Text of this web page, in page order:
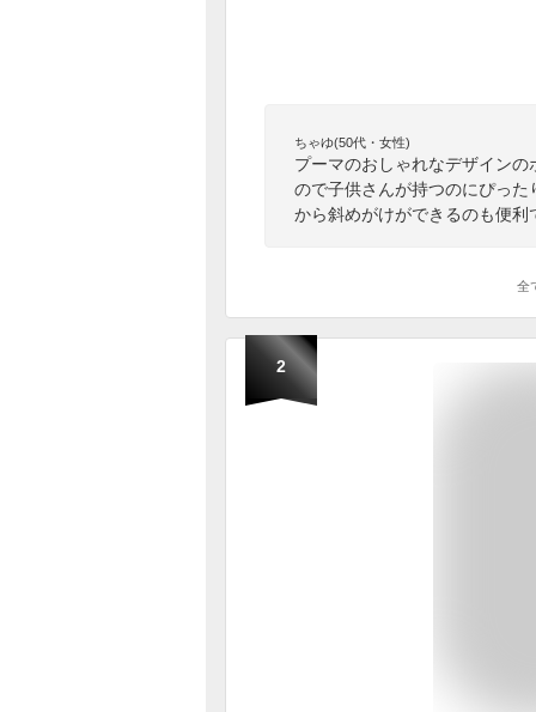
ちゃゆ(50代・女性)
プーマのおしゃれなデザイン
ので子供さんが持つのにぴっ
から斜めがけができるのも便利
全
2